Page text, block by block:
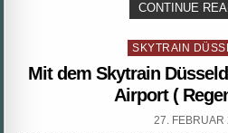
CONTINUE
Posted
in
SKYTRAIN
Mit dem Skytrain
Airport (
PUBLISHED
27. FEBRUAR